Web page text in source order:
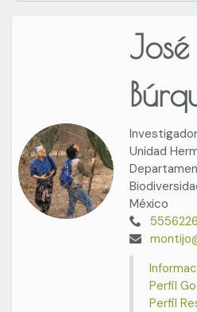
Unidad
México
Perfil
Perfil